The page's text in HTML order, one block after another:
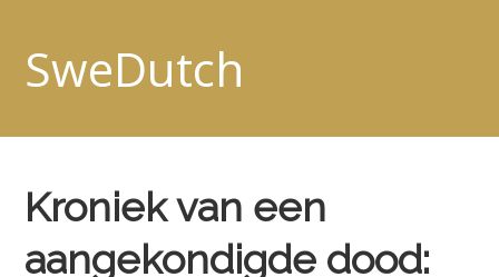
SweDutch
Kroniek van een
aangekondigde dood: